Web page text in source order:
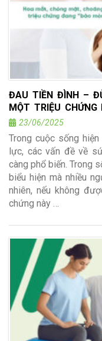
ĐAU TIỀN ĐÌNH –
MỘT TRIỆU CHỨNG
NGUY CƠ
23/06/2025
Trong cuộc sống
lực, các vấn đề về
càng phổ biến. Trong
biểu hiện mà nhiều
nhiên, nếu không
chứng này …